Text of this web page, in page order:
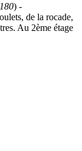
) -
de la rocade,
Au 2ème étage